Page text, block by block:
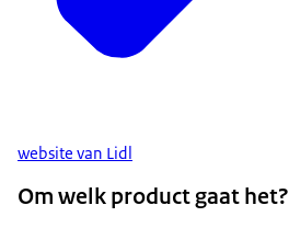
website van Lidl
Om welk product gaat het?